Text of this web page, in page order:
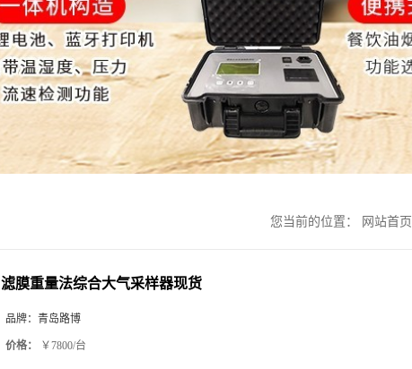
您当前的位置： 网站首页
滤膜重量法综合大气采样器现货
品牌： 青岛路博
价格： ￥7800/台